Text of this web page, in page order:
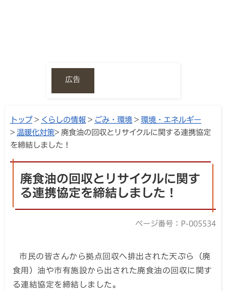
広告
トップ> くらしの情報 > ごみ・環境 > 環境・エネルギー
> 温暖化対策> 廃食油の回収とリサイクルに関する連携協定
を締結しました！
廃食油の回収とリサイクルに関す
る連携協定を締結しました！
ページ番号：P-005534
市民の皆さんから拠点回収へ排出された天ぷら（廃
食用）油や市有施設から出された廃食油の回収に関す
る連結協定を締結しました。